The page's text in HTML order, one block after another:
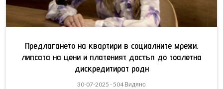
Предлагането на квартири в социалните мрежи,
липсата на цени и платеният достъп до тоалетна
дискредитират родн
30-07-2025 - 504 Видяно